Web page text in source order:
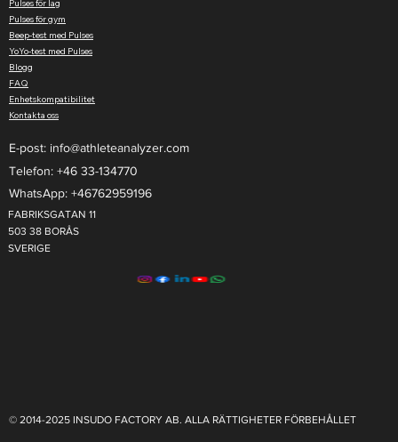
Pulses för lag
Pulses för gym
Beep-test med Pulses
YoYo-test med Pulses
Blogg
FAQ
Enhetskompatibilitet
Kontakta oss
E-post: info@athleteanalyzer.com
Telefon: +46 33-134770​
WhatsApp: +46762959196
FABRIKSGATAN 11
503 38 BORÅS
SVERIGE
© 2014-2025 INSUDO FACTORY AB. ALLA RÄTTIGHETER FÖRBEHÅLLET